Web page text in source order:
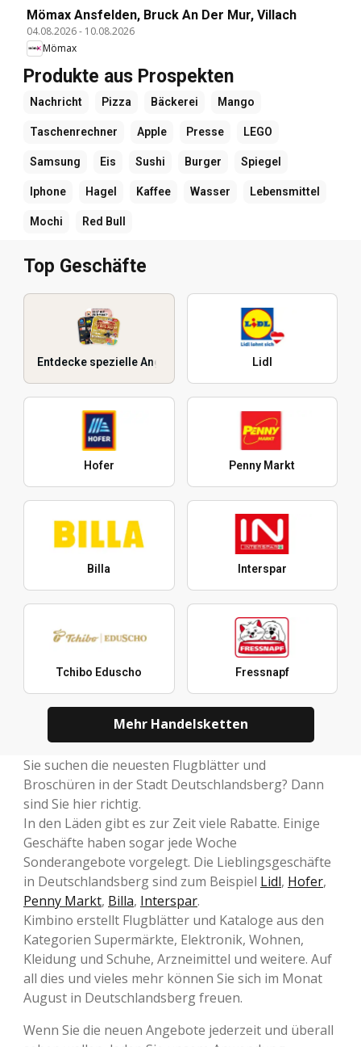
Mömax Ansfelden, Bruck An Der Mur, Villach
04.08.2026- 10.08.2026
Mömax
Produkte aus Prospekten
Nachricht Pizza Bäckerei Mango
Taschenrechner Apple Presse LEGO
Samsung Eis Sushi Burger Spiegel
Iphone Hagel Kaffee Wasser Lebensmittel
Mochi Red Bull
Top Geschäfte
Entdecke spezielle Angebote Lidl
Hofer Penny Markt
Billa Interspar
Tchibo Eduscho Fressnapf
Mehr Handelsketten
Sie suchen die neuesten Flugblätter und
Broschüren in der Stadt Deutschlandsberg? Dann
sind Sie hier richtig.
In den Läden gibt es zur Zeit viele Rabatte. Einige
Geschäfte haben sogar jede Woche
Sonderangebote vorgelegt. Die Lieblingsgeschäfte
in Deutschlandsberg sind zum Beispiel Lidl, Hofer,
Penny Markt, Billa, Interspar.
Kimbino erstellt Flugblätter und Kataloge aus den
Kategorien Supermärkte, Elektronik, Wohnen,
Kleidung und Schuhe, Arzneimittel und weitere. Auf
all dies und vieles mehr können Sie sich im Monat
August in Deutschlandsberg freuen.
Wenn Sie die neuen Angebote jederzeit und überall